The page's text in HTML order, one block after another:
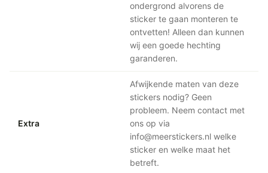
ondergrond alvorens de
sticker te gaan monteren te
ontvetten! Alleen dan kunnen
wij een goede hechting
garanderen.
Extra
Afwijkende maten van deze
stickers nodig? Geen
probleem. Neem contact met
ons op via
info@meerstickers.nl welke
sticker en welke maat het
betreft.